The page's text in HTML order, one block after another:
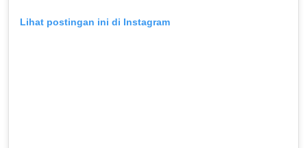
Lihat postingan ini di Instagram